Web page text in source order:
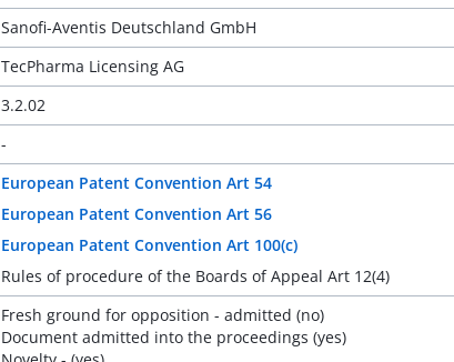
Sanofi-Aventis Deutschland GmbH
TecPharma Licensing AG
3.2.02
-
European Patent Convention Art 54
European Patent Convention Art 56
European Patent Convention Art 100(c)
Rules of procedure of the Boards of Appeal Art 12(4)
Fresh ground for opposition - admitted (no)
Document admitted into the proceedings (yes)